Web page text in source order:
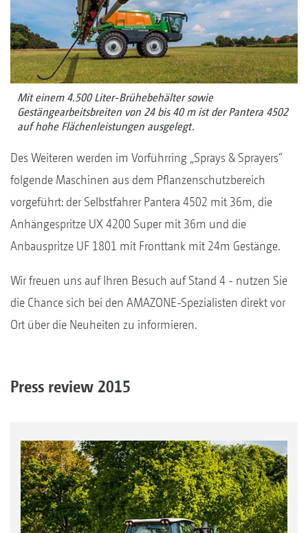
Mit einem 4.500 Liter-Brühebehälter sowie
Gestängearbeitsbreiten von 24 bis 40 m ist der Pantera 4502
auf hohe Flächenleistungen ausgelegt.
Des Weiteren werden im Vorführring „Sprays & Sprayers“
folgende Maschinen aus dem Pflanzenschutzbereich
vorgeführt: der Selbstfahrer Pantera 4502 mit 36m, die
Anhängespritze UX 4200 Super mit 36m und die
Anbauspritze UF 1801 mit Fronttank mit 24m Gestänge.
Wir freuen uns auf Ihren Besuch auf Stand 4 - nutzen Sie
die Chance sich bei den AMAZONE-Spezialisten direkt vor
Ort über die Neuheiten zu informieren.
Press review 2015